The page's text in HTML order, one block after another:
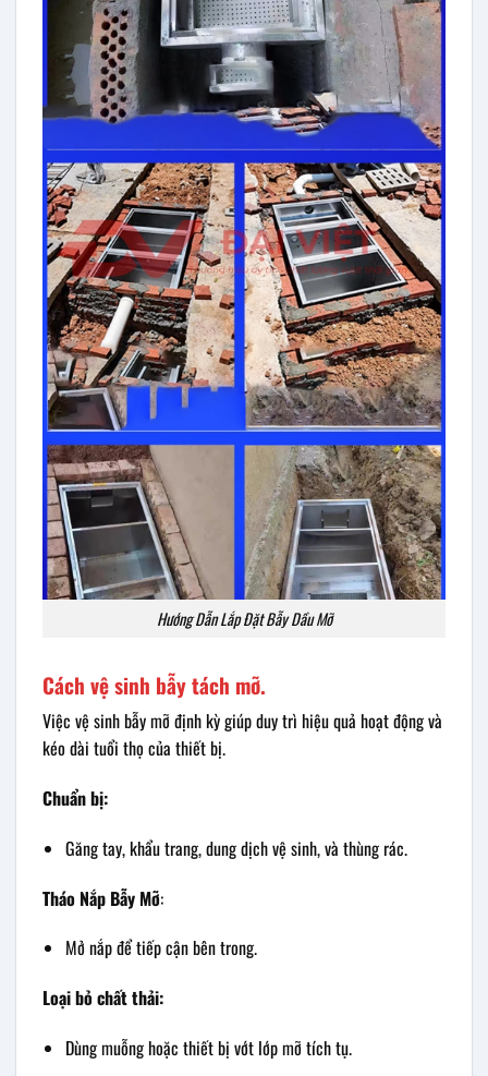
Hướng Dẫn Lắp Đặt Bẫy Dầu Mỡ
Cách vệ sinh bẫy tách mỡ.
Việc vệ sinh bẫy mỡ định kỳ giúp duy trì hiệu quả hoạt động và
kéo dài tuổi thọ của thiết bị.
Chuẩn bị:
Găng tay, khẩu trang, dung dịch vệ sinh, và thùng rác.
Tháo Nắp Bẫy Mỡ:
Mở nắp để tiếp cận bên trong.
Loại bỏ chất thải:
Dùng muỗng hoặc thiết bị vớt lớp mỡ tích tụ.